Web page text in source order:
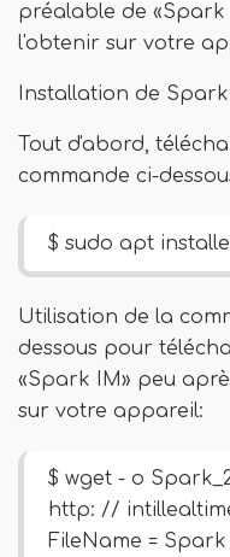
préalable de «Spark
l'obtenir sur votre
Installation de
Tout d'abord,
commande ci-
$ sudo apt
Utilisation de la
dessous pour
«Spark IM» peu
sur votre appareil:
$ wget - o
http: //
FileName = Spark